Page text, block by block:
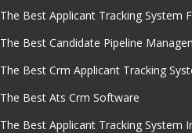
The Best Applicant Tracking System
The Best Candidate Pipeline
The Best Crm Applicant Tracking
The Best Ats Crm Software
The Best Applicant Tracking System